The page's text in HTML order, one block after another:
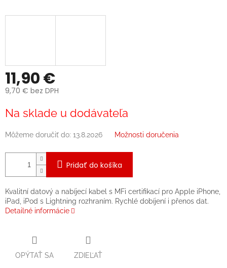
11,90 €
9,70 € bez DPH
cena:
Na sklade u dodávateľa
Môžeme doručiť do: 13.8.2026 Možnosti doručenia
Pridať do košíka
Kvalitní datový a nabíjecí kabel s MFi certifikací pro Apple iPhone,
iPad, iPod s Lightning rozhraním. Rychlé dobíjení i přenos dat.
Detailné informácie
OPÝTAŤ SA ZDIEĽAŤ